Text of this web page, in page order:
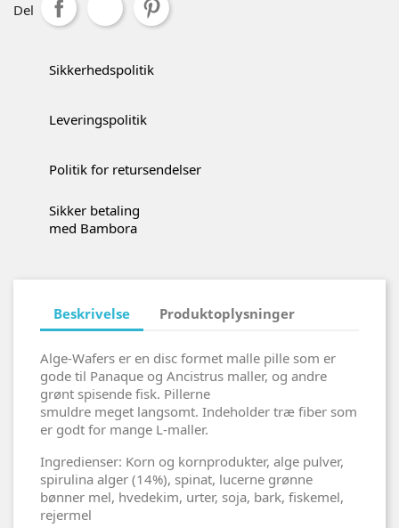
Del
Sikkerhedspolitik
Leveringspolitik
Politik for retursendelser
Sikker betaling
med Bambora
Beskrivelse Produktoplysninger
Alge-Wafers er en disc formet malle pille som er
gode til Panaque og Ancistrus maller, og andre
grønt spisende fisk. Pillerne
smuldre meget langsomt. Indeholder træ fiber som
er godt for mange L-maller.
Ingredienser: Korn og kornprodukter, alge pulver,
spirulina alger (14%), spinat, lucerne grønne
bønner mel, hvedekim, urter, soja, bark, fiskemel,
rejermel